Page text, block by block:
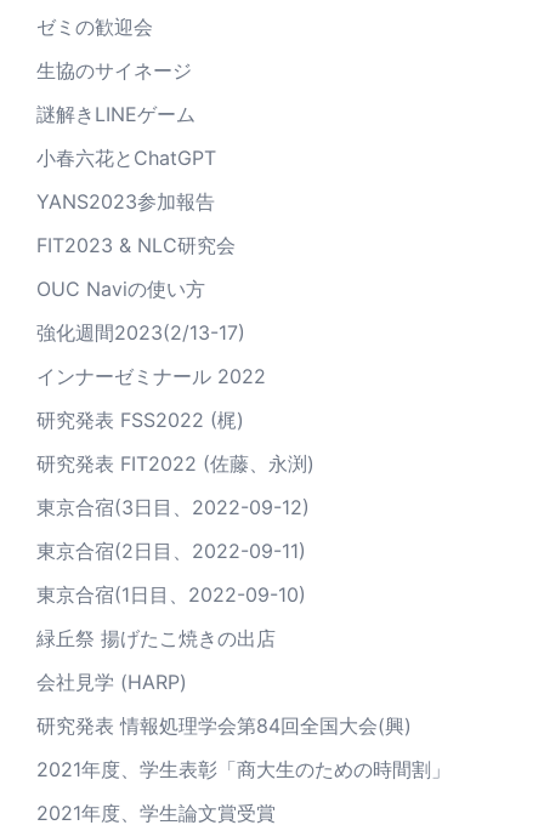
ゼミの歓迎会
生協のサイネージ
謎解きLINEゲーム
小春六花とChatGPT
YANS2023参加報告
FIT2023 & NLC研究会
OUC Naviの使い方
強化週間2023(2/13-17)
インナーゼミナール 2022
研究発表 FSS2022 (梶)
研究発表 FIT2022 (佐藤、永渕)
東京合宿(3日目、2022-09-12)
東京合宿(2日目、2022-09-11)
東京合宿(1日目、2022-09-10)
緑丘祭 揚げたこ焼きの出店
会社見学 (HARP)
研究発表 情報処理学会第84回全国大会(興)
2021年度、学生表彰「商大生のための時間割」
2021年度、学生論文賞受賞